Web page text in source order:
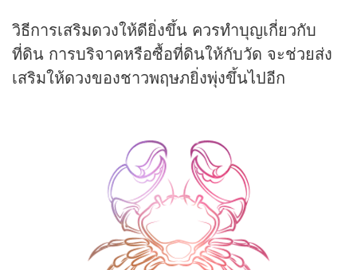
วิธีการเสริมดวงให้ดียิ่งขึ้น ควรทำบุญเกี่ยวกับ
ที่ดิน การบริจาคหรือซื้อที่ดินให้กับวัด จะช่วยส่ง
เสริมให้ดวงของชาวพฤษภยิ่งพุ่งขึ้นไปอีก